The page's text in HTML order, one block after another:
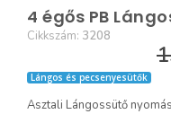
Cikkszám: 3208
Lángos és pecsenyesütők
Asztali Lángossütő